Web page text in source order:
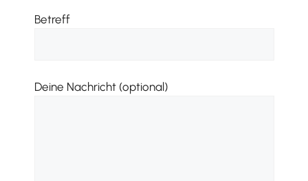
Betreff
Deine Nachricht (optional)